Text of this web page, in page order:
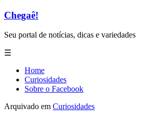
Chegaê!
Seu portal de notícias, dicas e variedades
☰
Home
Curiosidades
Sobre o Facebook
Arquivado em Curiosidades